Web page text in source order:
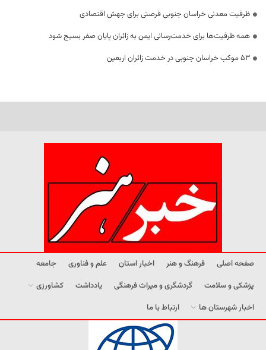
ظرفیت معدنی خراسان جنوبی فرصتی برای جهش اقتصادی
همه ظرفیت‌ها برای خدمت‌رسانی ایمن به زائران پایان صفر بسیج شود
53 موکب خراسان جنوبی در خدمت زائران اربعین
صفحه اصلی فرهنگ و هنر اخبار استان علم و فناوری
جامعه
پزشکی و سلامت
گردشگری و میراث فرهنگی یادداشت
کشاورزی
اخبار شهرستان ها
ارتباط با ما